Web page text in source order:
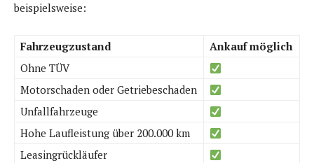
beispielsweise:
Fahrzeugzustand
Ankauf möglich
Ohne TÜV
Motorschaden oder Getriebeschaden
Unfallfahrzeuge
Hohe Laufleistung über 200.000 km
Leasingrückläufer